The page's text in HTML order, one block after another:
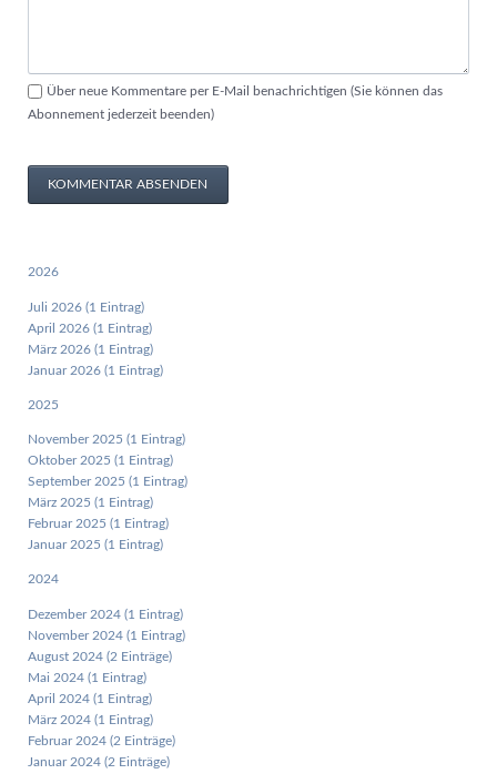
Über neue Kommentare per E-Mail benachrichtigen (Sie können das
Abonnement jederzeit beenden)
KOMMENTAR ABSENDEN
2026
Juli 2026 (1 Eintrag)
April 2026 (1 Eintrag)
März 2026 (1 Eintrag)
Januar 2026 (1 Eintrag)
2025
November 2025 (1 Eintrag)
Oktober 2025 (1 Eintrag)
September 2025 (1 Eintrag)
März 2025 (1 Eintrag)
Februar 2025 (1 Eintrag)
Januar 2025 (1 Eintrag)
2024
Dezember 2024 (1 Eintrag)
November 2024 (1 Eintrag)
August 2024 (2 Einträge)
Mai 2024 (1 Eintrag)
April 2024 (1 Eintrag)
März 2024 (1 Eintrag)
Februar 2024 (2 Einträge)
Januar 2024 (2 Einträge)